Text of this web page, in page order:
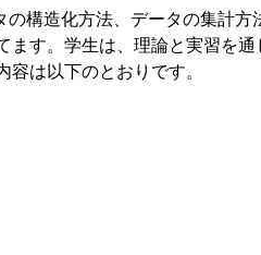
の構造化方法、データの集計方
す。学生は、理論と実習を
は以下のとおりです。